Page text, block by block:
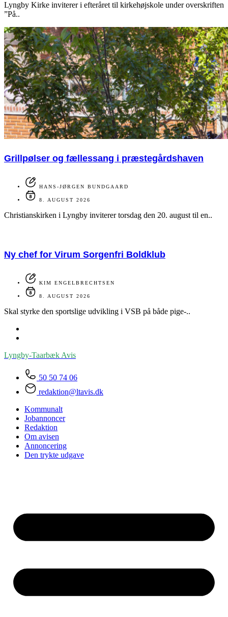
Lyngby Kirke inviterer i efteråret til kirkehøjskole under overskriften
”På..
Grillpølser og fællessang i præstegårdshaven
HANS-JØRGEN BUNDGAARD
8. AUGUST 2026
Christianskirken i Lyngby inviterer torsdag den 20. august til en..
Ny chef for Virum Sorgenfri Boldklub
KIM ENGELBRECHTSEN
8. AUGUST 2026
Skal styrke den sportslige udvikling i VSB på både pige-..
Lyngby-Taarbæk Avis
50 50 74 06
redaktion@ltavis.dk
Kommunalt
Jobannoncer
Redaktion
Om avisen
Annoncering
Den trykte udgave